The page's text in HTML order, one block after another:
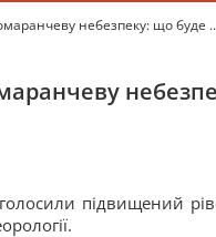
небезпеку: що буде
підвищений